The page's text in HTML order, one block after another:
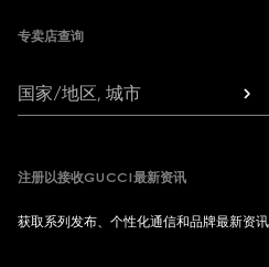
专卖店查询
国家/地区, 城市
注册以接收GUCCI最新资讯
获取系列发布、个性化通信和品牌最新资讯